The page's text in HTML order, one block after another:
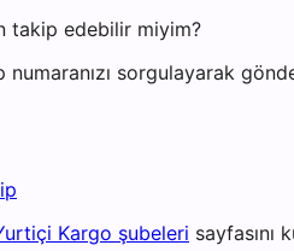
takip edebilir miyim?
sorgulayarak
Kargo şubeleri sayfasını